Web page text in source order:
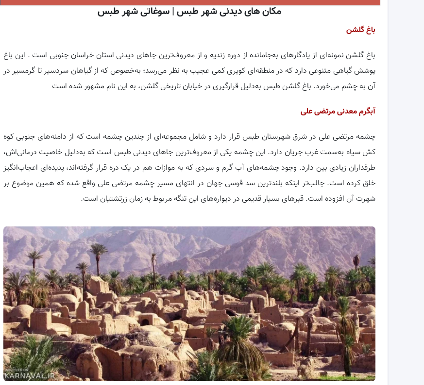
مکان های دیدنی شهر طبس | سوغاتی شهر طبس
باغ گلشن
باغ گلشن نمونه‌ای از یادگارهای به‌جامانده از دوره زندیه و از معروف‌ترین جاهای دیدنی استان خراسان جنوبی است . این باغ
پوشش گیاهی متنوعی دارد که در منطقه‌ای کویری کمی عجیب به نظر می‌رسد؛ به‌خصوص که از گیاهان سردسیر تا گرمسیر در
آن به چشم می‌خورد. باغ گلشن طبس به‌دلیل قرارگیری در خیابان تاریخی گلشن، به این نام مشهور شده است
آبگرم معدنی مرتضی علی
چشمه مرتضی علی در شرق شهرستان طبس قرار دارد و شامل مجموعه‌ای از چندین چشمه است که از دامنه‌های جنوبی کوه
کش سیاه به‌سمت غرب جریان دارد. این چشمه یکی از معروف‌ترین جاهای دیدنی طبس است که به‌دلیل خاصیت درمانی‌اش،
طرفداران زیادی بین دارد. وجود چشمه‌های آب گرم و سردی که به موازات هم در یک دره قرار گرفته‌اند، پدیده‌ای اعجاب‌انگیز
خلق کرده است. جالب‌تر اینکه بلندترین سد قوسی جهان در انتهای مسیر چشمه مرتضی علی واقع شده که همین موضوع بر
شهرت آن افزوده است. قبرهای بسیار قدیمی در دیواره‌های این تنگه مربوط به زمان زرتشتیان است.